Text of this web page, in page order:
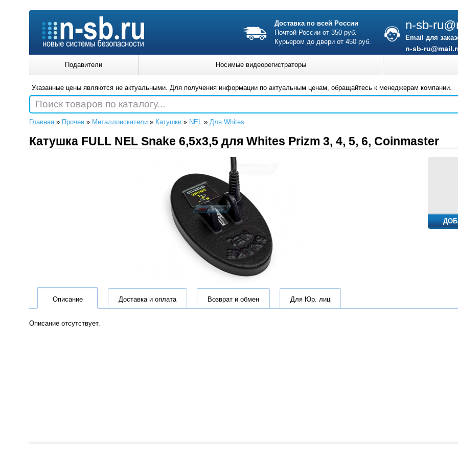
Главная » Прочее » Металлоискатели » Катушки » NEL » Для Whites
Катушка FULL NEL Snake 6,5x3,5 для Whites Prizm 3, 4, 5, 6, Coinmaster
Описание Доставка и оплата Возврат и обмен Для Юр. лиц
Описание отсутствует.
Доставка по всей России
Почтой России от 350 руб.
Курьером до двери от 450 руб.
n-sb-
Email для
n-sb-
Подавители Носимые видеорегистраторы
Указанные цены являются не актуальными. Для получения информации по актуальным ценам, обращайтесь к менеджерам компании.
Поиск товаров по каталогу...